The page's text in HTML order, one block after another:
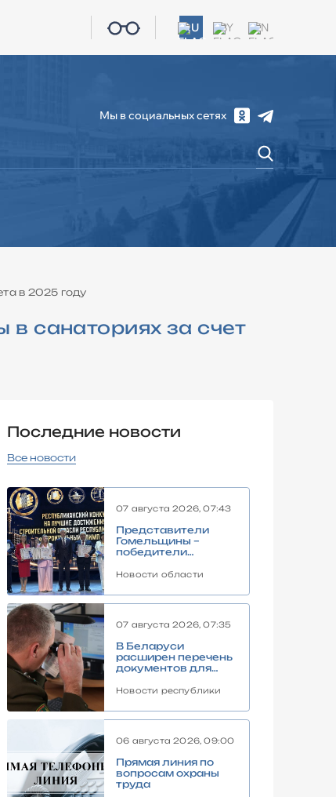
RU BY EN
Мы в социальных сетях
КОНТАКТЫ
в 2025 году
санаториях за счет
Последние новости
Все новости
07 августа 2026, 07:43
Представители
Гомельщины –
победители
Олимпа – 2026»
Новости области
07 августа 2026, 07:35
В Беларуси
расширен перечень
документов для
пограничную зону
Новости республики
06 августа 2026, 09:00
Прямая линия по
вопросам охраны
труда